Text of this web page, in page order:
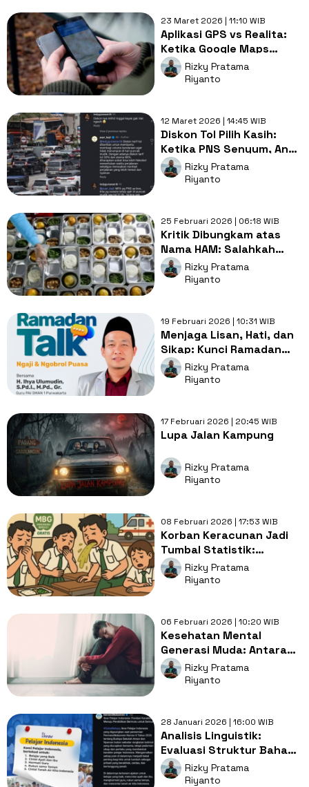
23 Maret 2026 | 11:10 WIB
Aplikasi GPS vs Realita:
Ketika Google Maps
Anggap Jalur Sapi
sebagai Jalan Tol
Rizky Pratama
Riyanto
12 Maret 2026 | 14:45 WIB
Diskon Tol Pilih Kasih:
Ketika PNS Senyum, Anak
Swasta Gigit Jari
Rizky Pratama
Riyanto
25 Februari 2026 | 06:18 WIB
Kritik Dibungkam atas
Nama HAM: Salahkah
Rakyat Menentang MBG?
Rizky Pratama
Riyanto
19 Februari 2026 | 10:31 WIB
Menjaga Lisan, Hati, dan
Sikap: Kunci Ramadan
Menurut Ustaz Ihya
Ulumudin
Rizky Pratama
Riyanto
17 Februari 2026 | 20:45 WIB
Lupa Jalan Kampung
Rizky Pratama
Riyanto
08 Februari 2026 | 17:53 WIB
Korban Keracunan Jadi
Tumbal Statistik:
Benarkah MBG Berhasil
Terlaksana?
Rizky Pratama
Riyanto
06 Februari 2026 | 10:20 WIB
Kesehatan Mental
Generasi Muda: Antara
Tantangan dan Layanan
Pemerintah
Rizky Pratama
Riyanto
28 Januari 2026 | 16:00 WIB
Analisis Linguistik:
Evaluasi Struktur Bahasa
Ikrar Pelajar Indonesia
Rizky Pratama
Riyanto